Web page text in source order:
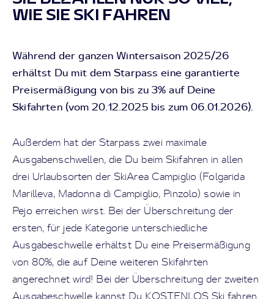
WIE SIE SKI FAHREN
Während der ganzen Wintersaison 2025/26
erhältst Du mit dem Starpass eine garantierte
Preisermäßigung von bis zu 3% auf Deine
Skifahrten (vom 20.12.2025 bis zum 06.01.2026).
Außerdem hat der Starpass zwei maximale
Ausgabenschwellen, die Du beim Skifahren in allen
drei Urlaubsorten der SkiArea Campiglio (Folgarida
Marilleva, Madonna di Campiglio, Pinzolo) sowie in
Pejo erreichen wirst. Bei der Überschreitung der
ersten, für jede Kategorie unterschiedliche
Ausgabeschwelle erhältst Du eine Preisermäßigung
von 80%, die auf Deine weiteren Skifahrten
angerechnet wird! Bei der Überschreitung der zweiten
Ausgabeschwelle kannst Du KOSTENLOS Ski fahren.